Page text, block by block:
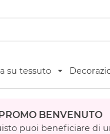
su tessuto
BENVENUTO
puoi beneficiare di